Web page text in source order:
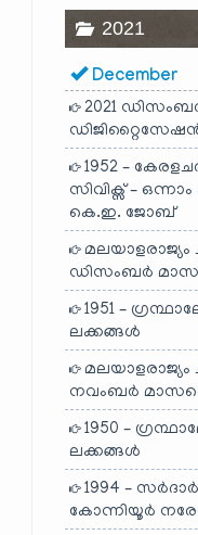
2021
December
2021
ഡിജിറ്റൈസേഷൻ
1952 –
സിവിക്സ് – ഒന്നാം
കെ.ഇ. ജോബ്
മലയാളരാജ്യം
ഡിസംബർ
1951 –
ലക്കങ്ങൾ
മലയാളരാജ്യം
നവംബർ
1950 –
ലക്കങ്ങൾ
1994 –
കോന്നിയൂർ